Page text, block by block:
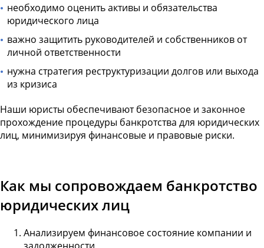
необходимо оценить активы и обязательства
юридического лица
важно защитить руководителей и собственников от
личной ответственности
нужна стратегия реструктуризации долгов или выхода
из кризиса
Наши юристы обеспечивают безопасное и законное
прохождение процедуры банкротства для юридических
лиц, минимизируя финансовые и правовые риски.
Как мы сопровождаем банкротство
юридических лиц
Анализируем финансовое состояние компании и